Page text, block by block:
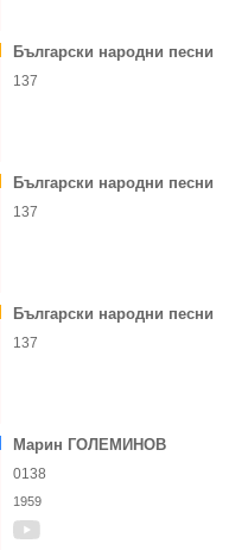
Български народни песни
137
Български народни песни
137
Български народни песни
137
Марин ГОЛЕМИНОВ
0138
1959